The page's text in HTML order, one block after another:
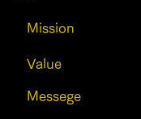
Mission
Value
Messege